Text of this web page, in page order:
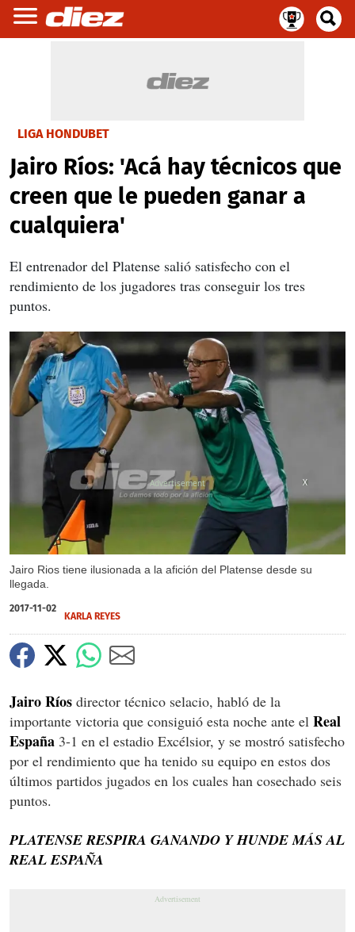
LIGA HONDUBET
Jairo Ríos: 'Acá hay técnicos que
creen que le pueden ganar a
cualquiera'
El entrenador del Platense salió satisfecho con el
rendimiento de los jugadores tras conseguir los tres
puntos.
Jairo Rios tiene ilusionada a la afición del Platense desde su
llegada.
X
2017-11-02
KARLA REYES
Jairo Ríos director técnico selacio, habló de la
importante victoria que consiguió esta noche ante el Real
España 3-1 en el estadio Excélsior, y se mostró satisfecho
por el rendimiento que ha tenido su equipo en estos dos
últimos partidos jugados en los cuales han cosechado seis
puntos.
PLATENSE RESPIRA GANANDO Y HUNDE MÁS AL
REAL ESPAÑA